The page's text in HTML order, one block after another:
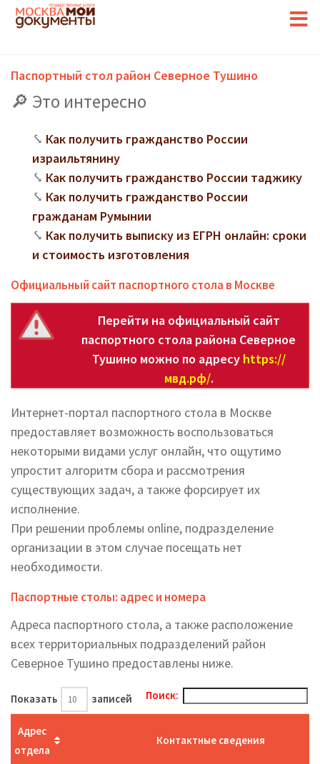
Паспортный стол район Северное Тушино
Это интересно
Как получить гражданство России
израильтянину
Как получить гражданство России таджику
Как получить гражданство России
гражданам Румынии
Как получить выписку из ЕГРН онлайн: сроки
и стоимость изготовления
Официальный сайт паспортного стола в Москве
Перейти на официальный сайт
паспортного стола района Северное
Тушино можно по адресу https://
мвд.рф/.
Интернет-портал паспортного стола в Москве
предоставляет возможность воспользоваться
некоторыми видами услуг онлайн, что ощутимо
упростит алгоритм сбора и рассмотрения
существующих задач, а также форсирует их
исполнение.
При решении проблемы online, подразделение
организации в этом случае посещать нет
необходимости.
Паспортные столы: адрес и номера
Адреса паспортного стола, а также расположение
всех территориальных подразделений район
Северное Тушино предоставлены ниже.
Показать записей Поиск:
Адрес
отдела
Контактные сведения